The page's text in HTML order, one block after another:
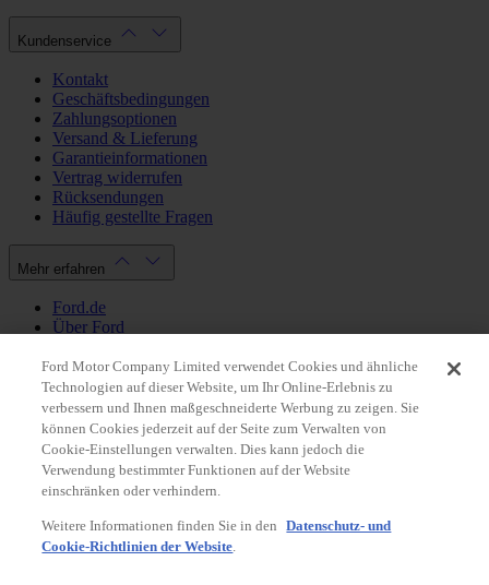
Kundenservice
Kontakt
Geschäftsbedingungen
Zahlungsoptionen
Versand & Lieferung
Garantieinformationen
Vertrag widerrufen
Rücksendungen
Häufig gestellte Fragen
Mehr erfahren
Ford.de
Über Ford
Datenschutzbestimmungen
Impressum
Mein Konto
Login / Registrierung
Meine Bestellungen
Land ändern
Ford Motor Company Limited verwendet Cookies und ähnliche
Technologien auf dieser Website, um Ihr Online-Erlebnis zu
verbessern und Ihnen maßgeschneiderte Werbung zu zeigen. Sie
können Cookies jederzeit auf der Seite zum Verwalten von
Cookie-Einstellungen verwalten. Dies kann jedoch die
Verwendung bestimmter Funktionen auf der Website
einschränken oder verhindern.
Weitere Informationen finden Sie in den
Datenschutz- und
Cookie-Richtlinien der Website.